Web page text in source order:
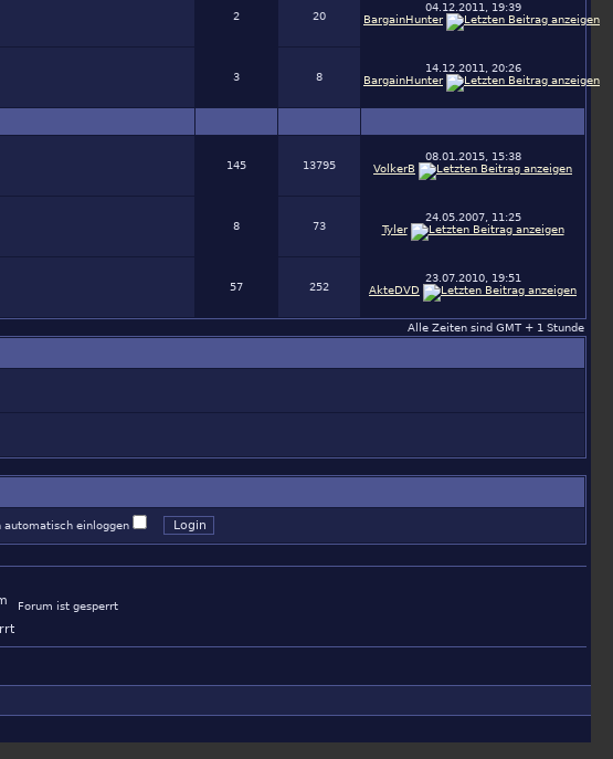
2 20
04.12.2011, 19:39
BargainHunter
3 8
14.12.2011, 20:26
BargainHunter
145 13795
08.01.2015, 15:38
VolkerB
8 73
24.05.2007, 11:25
Tyler
57 252
23.07.2010, 19:51
AkteDVD
Alle Zeiten sind GMT + 1 Stunde
einloggen
Forum ist gesperrt